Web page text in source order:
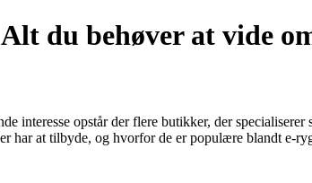
du behøver at vide
interesse opstår der flere butikker, der
har at tilbyde, og hvorfor de er populære blandt e-